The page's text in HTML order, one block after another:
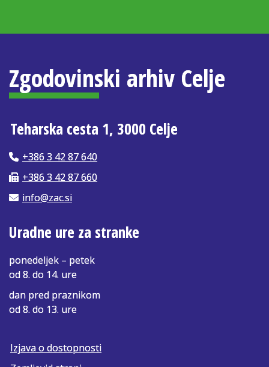
Zgodovinski arhiv Celje
Teharska cesta 1, 3000 Celje
+386 3 42 87 640
+386 3 42 87 660
info@zac.si
Uradne ure za stranke
ponedeljek – petek
od 8. do 14. ure
dan pred praznikom
od 8. do 13. ure
Izjava o dostopnosti